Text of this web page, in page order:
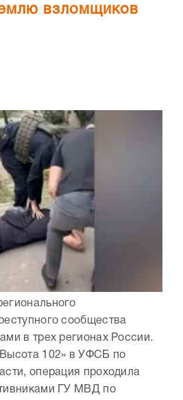
взломщиков
сообщества
в трех регионах России.
102» в УФСБ по
операция проходила
ГУ МВД по